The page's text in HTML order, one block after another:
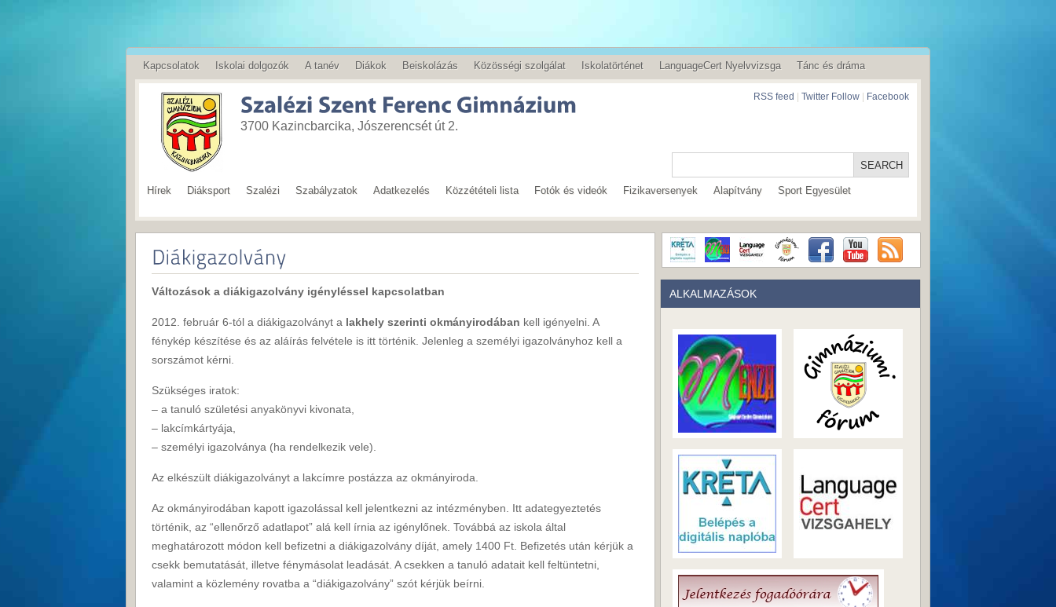
Kapcsolatok Iskolai dolgozók A tanév Diákok Beiskolázás Közösségi szolgálat Iskolatörténet LanguageCert Nyelvvizsga Tánc és dráma
English
3700 Kazincbarcika, Jószerencsét út 2.
RSS feed Twitter Follow Facebook
Hírek Diáksport Szalézi Szabályzatok Adatkezelés Közzétételi lista Fotók és videók Fizikaversenyek Alapítvány Sport Egyesület
Változások a diákigazolvány igényléssel kapcsolatban
2012. február 6-tól a diákigazolványt a lakhely szerinti okmányirodában kell igényelni. A
fénykép készítése és az aláírás felvétele is itt történik. Jelenleg a személyi igazolványhoz kell a
sorszámot kérni.
Szükséges iratok:
– a tanuló születési anyakönyvi kivonata,
– lakcímkártyája,
– személyi igazolványa (ha rendelkezik vele).
Az elkészült diákigazolványt a lakcímre postázza az okmányiroda.
Az okmányirodában kapott igazolással kell jelentkezni az intézményben. Itt adategyeztetés
történik, az “ellenőrző adatlapot” alá kell írnia az igénylőnek. Továbbá az iskola által
meghatározott módon kell befizetni a diákigazolvány díját, amely 1400 Ft. Befizetés után kérjük a
csekk bemutatását, illetve fénymásolat leadását. A csekken a tanuló adatait kell feltüntetni,
valamint a közlemény rovatba a “diákigazolvány” szót kérjük beírni.
ALKALMAZÁSOK